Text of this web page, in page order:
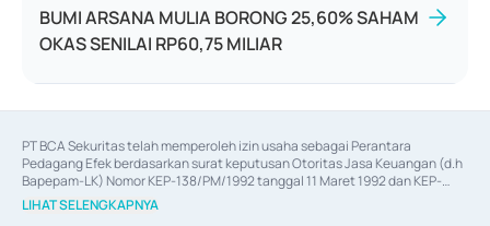
BUMI ARSANA MULIA BORONG 25,60% SAHAM
OKAS SENILAI RP60,75 MILIAR
PT BCA Sekuritas telah memperoleh izin usaha sebagai Perantara
Pedagang Efek berdasarkan surat keputusan Otoritas Jasa Keuangan (d.h
Bapepam-LK) Nomor KEP-138/PM/1992 tanggal 11 Maret 1992 dan KEP-
06/D.04/2014 tanggal 28 Februari 2014, izin usaha sebagai Penjamin Emisi
Efek berdasarkan surat keputusan Otoritas Jasa Keuangan Nomor KEP-
LIHAT SELENGKAPNYA